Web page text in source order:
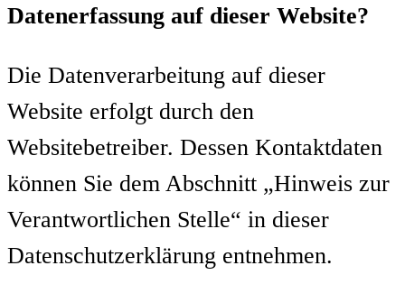
Datenerfassung auf dieser Website?
Die Datenverarbeitung auf dieser
Website erfolgt durch den
Websitebetreiber. Dessen Kontaktdaten
können Sie dem Abschnitt „Hinweis zur
Verantwortlichen Stelle“ in dieser
Datenschutzerklärung entnehmen.